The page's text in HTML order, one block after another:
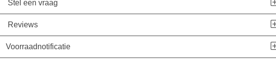
Stel een vraag
Reviews
Voorraadnotificatie